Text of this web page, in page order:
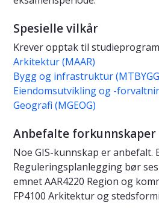
Spesielle vilkår
Krever opptak til
Arkitektur (MAAR)
Bygg og infrastruktur
Eiendomsutvikling og -
Geografi (MGEOG)
Anbefalte forkunnskaper
Noe GIS-kunnskap er anbefalt.
Reguleringsplanlegging bør
emnet AAR4220 Region og
FP4100 Arkitektur og